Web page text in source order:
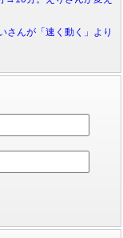
んが「速く動く」より